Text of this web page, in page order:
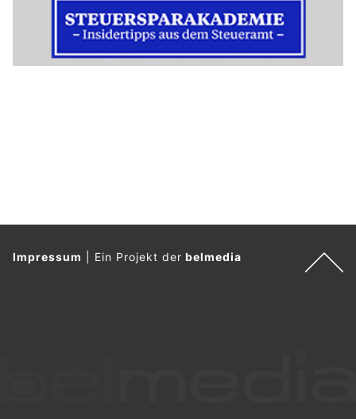
Impressum Ein Projekt derbelmedia